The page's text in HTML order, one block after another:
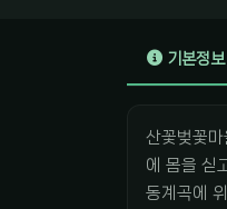
기본정보
산꽃벚꽃
에 몸을 싣
동계곡에